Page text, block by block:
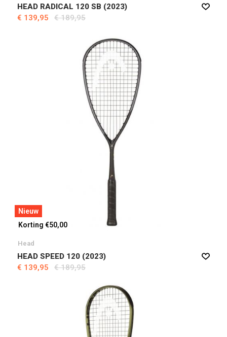
HEAD RADICAL 120 SB (2023)
€ 139,95
€ 189,95
Nieuw
Korting €50,00
Head
HEAD SPEED 120 (2023)
€ 139,95
€ 189,95